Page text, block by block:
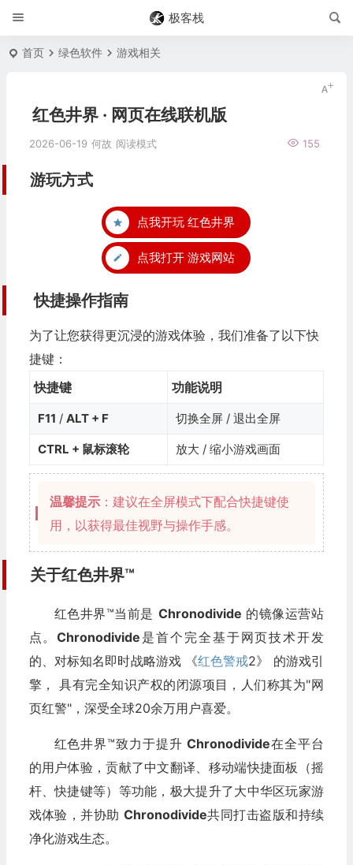
极客栈
首页 绿色软件 游戏相关
红色井界 · 网页在线联机版
2026-06-19 何故 155
阅读模式
游玩方式
点我开玩 红色井界
点我打开 游戏网站
️ 快捷操作指南
为了让您获得更沉浸的游戏体验，我们准备了以下快
捷键：
快捷键
功能说明
F11 / ALT + F 切换全屏 / 退出全屏
CTRL + 鼠标滚轮 放大 / 缩小游戏画面
温馨提示：建议在全屏模式下配合快捷键使
用，以获得最佳视野与操作手感。
关于红色井界™
红色井界™当前是 Chronodivide 的镜像运营站
点。Chronodivide 是首个完全基于网页技术开发
的、对标知名即时战略游戏 《红色警戒2》 的游戏引
擎， 具有完全知识产权的闭源项目，人们称其为"网
页红警"，深受全球20余万用户喜爱。
红色井界™致力于提升Chronodivide在全平台
的用户体验，贡献了中文翻译、移动端快捷面板（摇
杆、快捷键等）等功能，极大提升了大中华区玩家游
戏体验，并协助Chronodivide共同打击盗版和持续
净化游戏生态。